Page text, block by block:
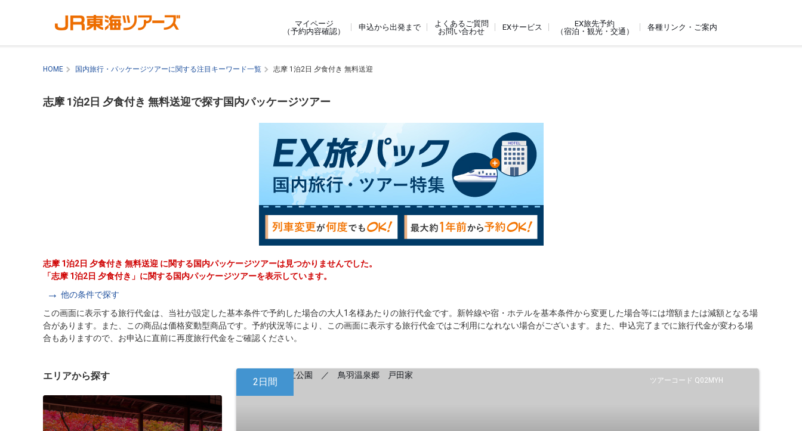
マイページ
（予約内容確認）
申込から出発まで
よくあるご質問
お問い合わせ
EXサービス
EX旅先予約
（宿泊・観光・交通）
各種リンク・ご案内
HOME 国内旅行・パッケージツアーに関する注目キーワード一覧 志摩 1泊2日 夕食付き 無料送迎
志摩 1泊2日 夕食付き 無料送迎で探す国内パッケージツアー
志摩 1泊2日 夕食付き 無料送迎 に関する国内パッケージツアーは見つかりませんでした。
「志摩 1泊2日 夕食付き」に関する国内パッケージツアーを表示しています。
他の条件で探す
この画面に表示する旅行代金は、当社が設定した基本条件で予約した場合の大人1名様あたりの旅行代金です。新幹線や宿・ホテルを基本条件から変更した場合等には増額または減額となる場
合があります。また、この商品は価格変動型商品です。予約状況等により、この画面に表示する旅行代金ではご利用になれない場合がございます。また、申込完了までに旅行代金が変わる場
合もありますので、お申込に直前に再度旅行代金をご確認ください。
エリアから探す ツアーコード Q02MYH
2日間